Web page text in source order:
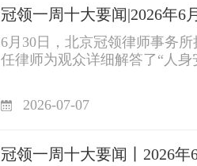
冠领一周十大要闻|2026年6
6月30日，北京冠领律师事务
任律师为观众详细解答了“人身
2026-07-07
冠领一周十大要闻丨2026年